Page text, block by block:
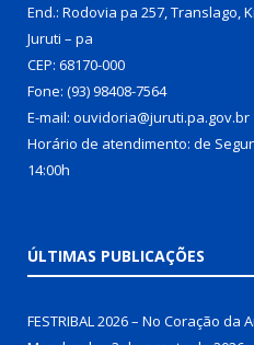
End.: Rodovia pa 257, Translago,
Juruti – pa
CEP: 68170-000
Fone: (93) 98408-7564
E-mail: ouvidoria@juruti.pa.gov.br
Horário de atendimento: de
14:00h
ÚLTIMAS PUBLICAÇÕES
FESTRIBAL 2026 – No Coração